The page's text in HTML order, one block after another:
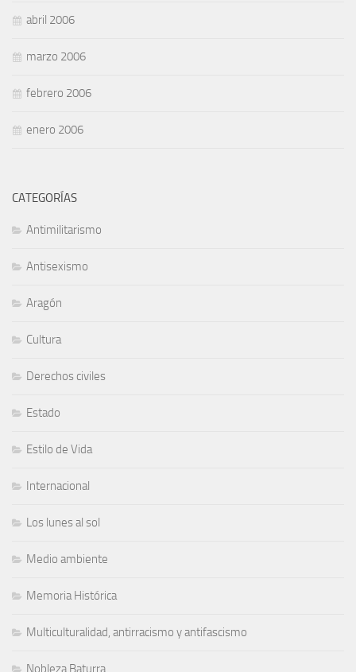
abril 2006
marzo 2006
febrero 2006
enero 2006
CATEGORÍAS
Antimilitarismo
Antisexismo
Aragón
Cultura
Derechos civiles
Estado
Estilo de Vida
Internacional
Los lunes al sol
Medio ambiente
Memoria Histórica
Multiculturalidad, antirracismo y antifascismo